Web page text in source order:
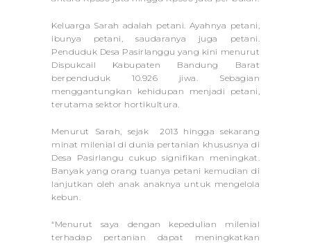
Keluarga Sarah adalah petani. Ayahnya petani,
ibunya petani, saudaranya juga petani.
Penduduk Desa Pasirlanggu yang kini menurut
Dispukcail Kabupaten Bandung Barat
berpenduduk 10.926 jiwa. Sebagian
menggantungkan kehidupan menjadi petani,
terutama sektor hortikultura.
Menurut Sarah, sejak 2013 hingga sekarang
minat milenial di dunia pertanian khususnya di
Desa Pasirlangu cukup signifikan meningkat.
Banyak yang orang tuanya petani kemudian di
lanjutkan oleh anak anaknya untuk mengelola
kebun.
“Menurut saya dengan kepedulian milenial
terhadap pertanian dapat meningkatkan